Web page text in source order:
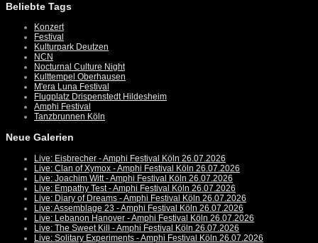
Beliebte Tags
Konzert
Festival
Kulturpark Deutzen
NCN
Nocturnal Culture Night
Kulttempel Oberhausen
M'era Luna Festival
Flugplatz Drispenstedt Hildesheim
Amphi Festival
Tanzbrunnen Köln
Neue Galerien
Live: Eisbrecher - Amphi Festival Köln 26.07.2026
Live: Clan of Xymox - Amphi Festival Köln 26.07.2026
Live: Joachim Witt - Amphi Festival Köln 26.07.2026
Live: Empathy Test - Amphi Festival Köln 26.07.2026
Live: Diary of Dreams - Amphi Festival Köln 26.07.2026
Live: Assemblage 23 - Amphi Festival Köln 26.07.2026
Live: Lebanon Hanover - Amphi Festival Köln 26.07.2026
Live: The Sweet Kill - Amphi Festival Köln 26.07.2026
Live: Solitary Experiments - Amphi Festival Köln 26.07.2026